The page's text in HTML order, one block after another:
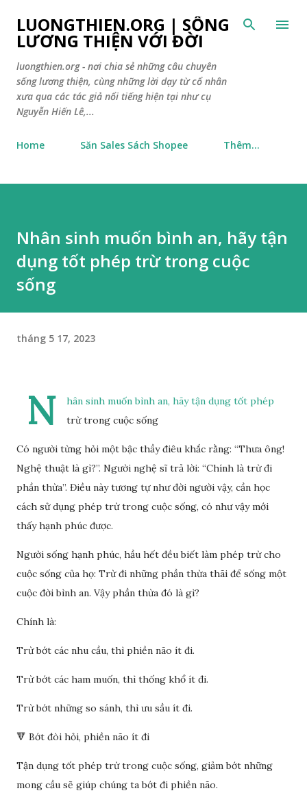
Chuyển đến nội dung chính
LUONGTHIEN.ORG | SỐNG
LƯƠNG THIỆN VỚI ĐỜI
luongthien.org - nơi chia sẻ những câu chuyên
sống lương thiện, cùng những lời dạy từ cổ nhân
xưa qua các tác giả nổi tiếng hiện tại như cụ
Nguyễn Hiến Lê,...
Home Săn Sales Sách Shopee Thêm…
Nhân sinh muốn bình an, hãy tận
dụng tốt phép trừ trong cuộc
sống
tháng 5 17, 2023
N
hân sinh muốn bình an, hãy tận dụng tốt phép
trừ trong cuộc sống
Có người từng hỏi một bậc thầy điêu khắc rằng: “Thưa ông!
Nghệ thuật là gì?”. Người nghệ sĩ trả lời: “Chính là trừ đi
phần thừa”. Điều này tương tự như đời người vậy, cần học
cách sử dụng phép trừ trong cuộc sống, có như vậy mới
thấy hạnh phúc được.
Người sống hạnh phúc, hầu hết đều biết làm phép trừ cho
cuộc sống của họ: Trừ đi những phần thừa thãi để sống một
cuộc đời bình an. Vậy phần thừa đó là gì?
Chính là:
Trừ bớt các nhu cầu, thì phiền não ít đi.
Trừ bớt các ham muốn, thì thống khổ ít đi.
Trừ bớt những so sánh, thì ưu sầu ít đi.
🔻 Bớt đòi hỏi, phiền não ít đi
Tận dụng tốt phép trừ trong cuộc sống, giảm bớt những
mong cầu sẽ giúp chúng ta bớt đi phiền não.